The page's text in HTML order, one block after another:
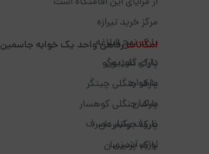
مرکز خرید تیرازه
پارک نهج البلاغه
پارک گفت وگو
پارک جنگلی چیتگر
پارک جنگلی کوهسار
پارک جوانمردان
پارک پردیسان
امکاناترفاهی واحد یک خوابه جاسمین2
دارای تلوزیون
ماهواره
مبلمان
ظروف یکبار مصرف
لوازم آشپزی